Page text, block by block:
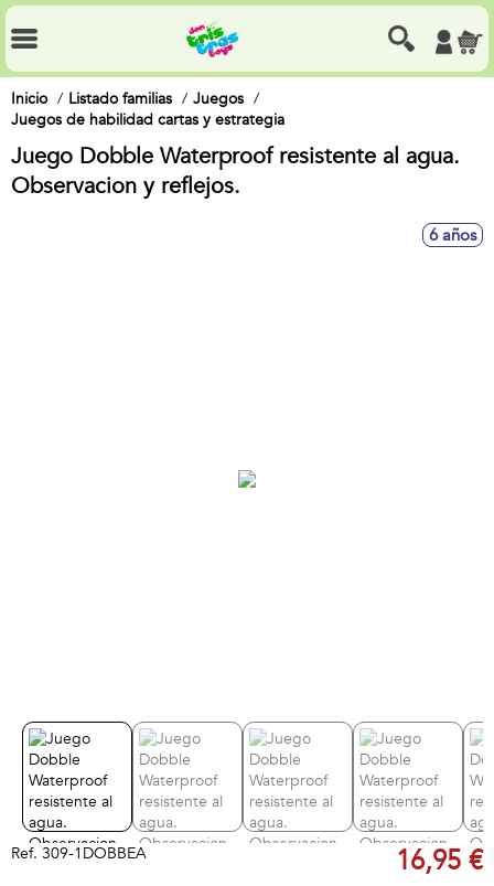
Inicio Listado familias
Juegos
Juegos de habilidad cartas y estrategia
Juego Dobble Waterproof resistente al agua.
Observacion y reflejos.
6 años
Ref. 309-1DOBBEA 16,95 €